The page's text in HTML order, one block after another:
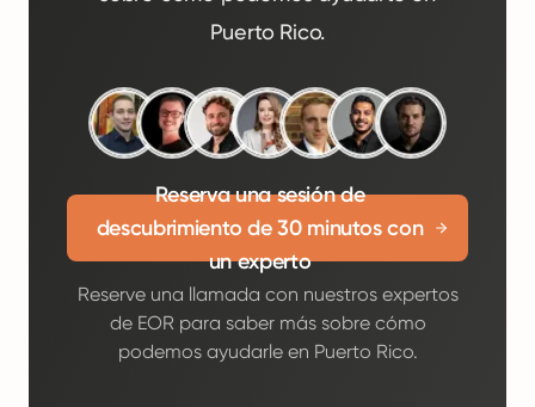
Puerto Rico.
Reserva una sesión de
descubrimiento de 30 minutos con
un experto
Reserve una llamada con nuestros expertos
de EOR para saber más sobre cómo
podemos ayudarle en Puerto Rico.